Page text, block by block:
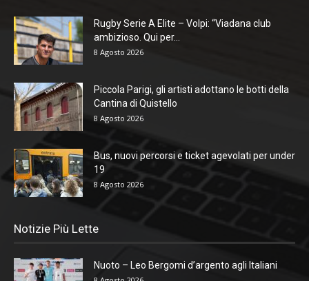
Rugby Serie A Elite – Volpi: “Viadana club
ambizioso. Qui per...
8 Agosto 2026
Piccola Parigi, gli artisti adottano le botti della
Cantina di Quistello
8 Agosto 2026
Bus, nuovi percorsi e ticket agevolati per under
19
8 Agosto 2026
Notizie Più Lette
Nuoto – Leo Bergomi d’argento agli Italiani